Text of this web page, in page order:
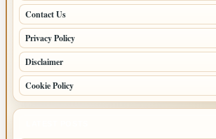
Contact Us
Privacy Policy
Disclaimer
Cookie Policy